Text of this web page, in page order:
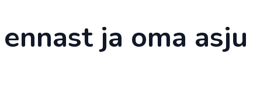
ja oma asju